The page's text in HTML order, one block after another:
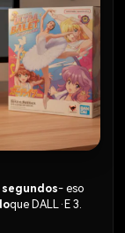
segundos- eso
que DALL·E 3.